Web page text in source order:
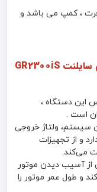
، کمپ می باشد و
امکانات و ویژگی های موتوربرق بنزینی سایلنت GR2300iS
این دستگاه ،
است .
سیستم، ولتاژ خروجی
و از تجهیزات
می‌کند.
از آسیب دیدن موتور
و طول عمر موتور را